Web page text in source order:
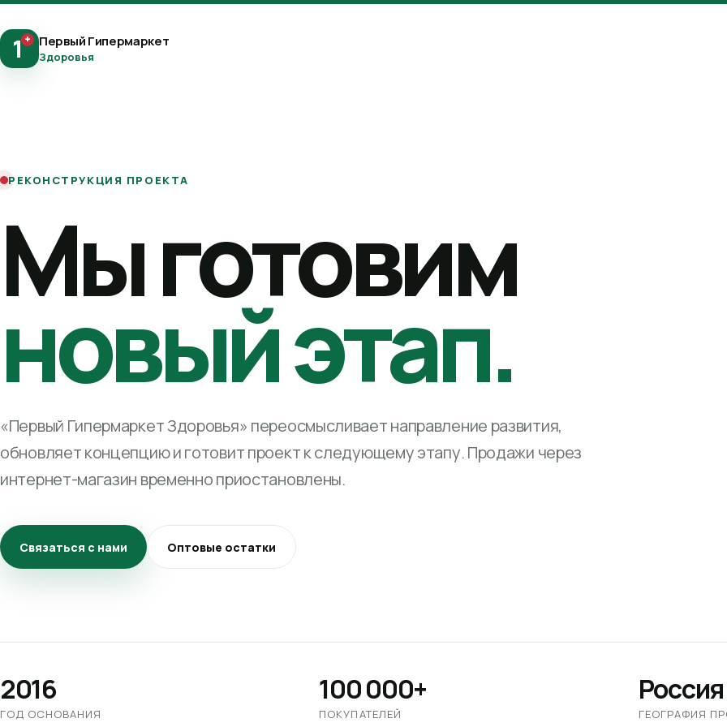
1+ Первый Гипермаркет
Здоровья
РЕКОНСТРУКЦИЯ ПРОЕКТА
Мы готовим
новый этап.
«Первый Гипермаркет Здоровья» переосмысливает направление развития,
обновляет концепцию и готовит проект к следующему этапу. Продажи через
интернет-магазин временно приостановлены.
Связаться с нами Оптовые остатки
2016
ГОД ОСНОВАНИЯ
100 000+
ПОКУПАТЕЛЕЙ
Россия
ГЕОГРАФИЯ